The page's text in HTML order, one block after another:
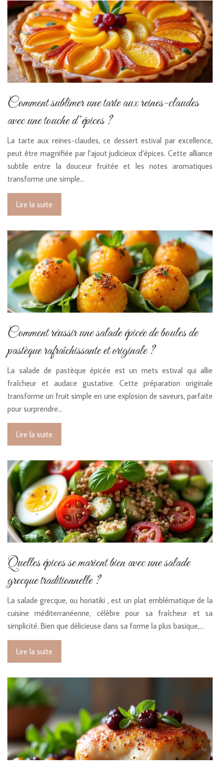
Comment sublimer une tarte aux reines-claudes
avec une touche d’épices ?
La tarte aux reines-claudes, ce dessert estival par excellence,
peut être magnifiée par l’ajout judicieux d’épices. Cette alliance
subtile entre la douceur fruitée et les notes aromatiques
transforme une simple…
Lire la suite
Comment réussir une salade épicée de boules de
pastèque rafraîchissante et originale ?
La salade de pastèque épicée est un mets estival qui allie
fraîcheur et audace gustative. Cette préparation originale
transforme un fruit simple en une explosion de saveurs, parfaite
pour surprendre…
Lire la suite
Quelles épices se marient bien avec une salade
grecque traditionnelle ?
La salade grecque, ou horiatiki , est un plat emblématique de la
cuisine méditerranéenne, célèbre pour sa fraîcheur et sa
simplicité. Bien que délicieuse dans sa forme la plus basique,…
Lire la suite